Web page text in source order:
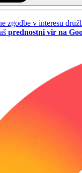
zgodbe v interesu
prednostni vir na